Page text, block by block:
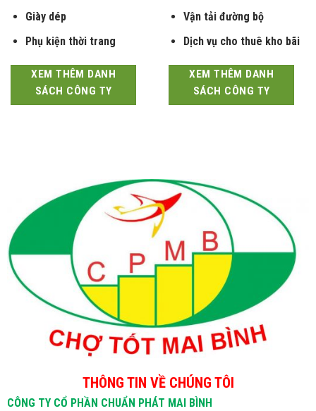
Giày dép
Phụ kiện thời trang
XEM THÊM DANH
SÁCH CÔNG TY
Vận tải đường bộ
Dịch vụ cho thuê kho bãi
XEM THÊM DANH
SÁCH CÔNG TY
THÔNG TIN VỀ CHÚNG TÔI
CÔNG TY CỔ PHẦN CHUẨN PHÁT MAI BÌNH